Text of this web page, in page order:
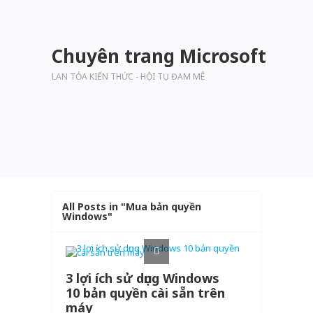
Chuyên trang Microsoft
LAN TỎA KIẾN THỨC - HỘI TỤ ĐAM MÊ
All Posts in "Mua bản quyền
Windows"
3 lợi ích sử dụng Windows
10 bản quyền cài sẵn trên
máy